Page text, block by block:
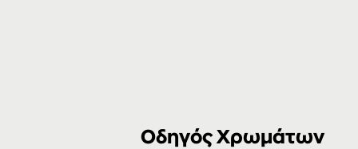
Οδηγός Χρωμάτων